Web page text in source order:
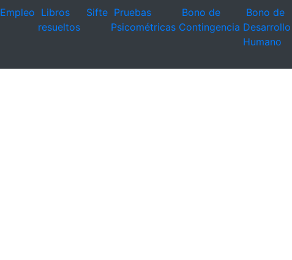
Empleo Libros
resueltos
Sifte Pruebas
Psicométricas
Bono de
Contingencia
Bono de
Desarrollo
Humano